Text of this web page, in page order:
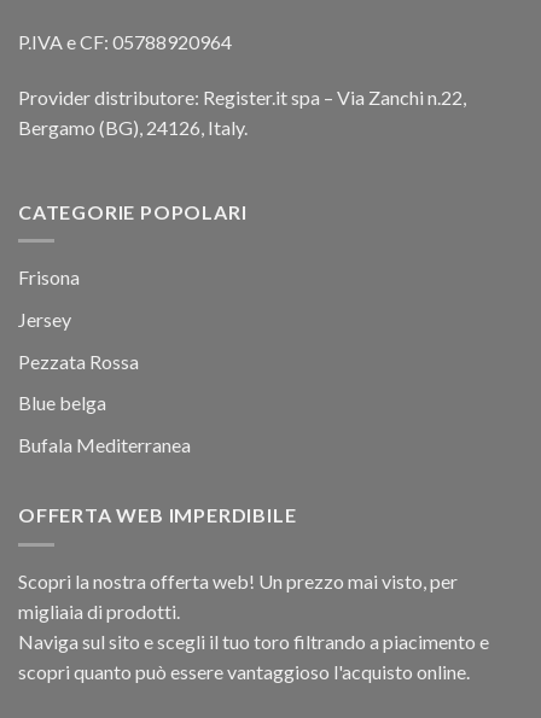
P.IVA e CF: 05788920964
Provider distributore: Register.it spa – Via Zanchi n.22,
Bergamo (BG), 24126, Italy.
CATEGORIE POPOLARI
Frisona
Jersey
Pezzata Rossa
Blue belga
Bufala Mediterranea
OFFERTA WEB IMPERDIBILE
Scopri la nostra offerta web! Un prezzo mai visto, per
migliaia di prodotti.
Naviga sul sito e scegli il tuo toro filtrando a piacimento e
scopri quanto può essere vantaggioso l'acquisto online.